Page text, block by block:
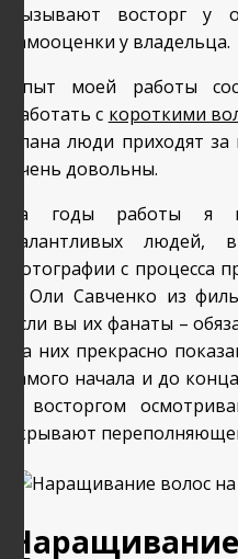
вызывают восторг у
самооценки у владельца.
Опыт моей работы
работать с короткими
плана люди приходят
очень довольны.
За годы работы я
талантливых
фотографии с процесса
и Оли Савченко из
Если вы их фанаты –
На них прекрасно
самого начала и до
и восторгом
скрывают